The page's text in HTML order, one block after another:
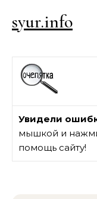
syur.info
Увидели
мышкой и
помощь сайту!